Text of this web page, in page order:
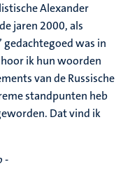
Alexander
jaren 2000, als
gedachtegoed was in
ik hun woorden
van de Russische
standpunten heb
Dat vind ik
-